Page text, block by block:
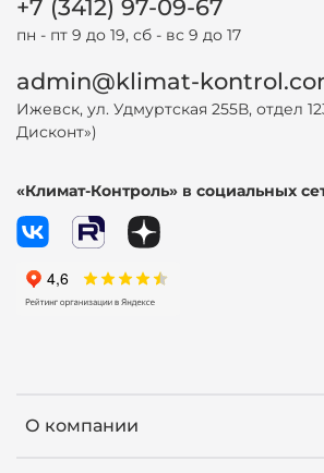
О компании
+7 (3412) 97-09-67
пн - пт 9 до 19, сб - вс 9 до 17
admin@klimat-
Ижевск, ул. Удмуртская 255В, отдел
Дисконт»)
«Климат-Контроль» в социальных